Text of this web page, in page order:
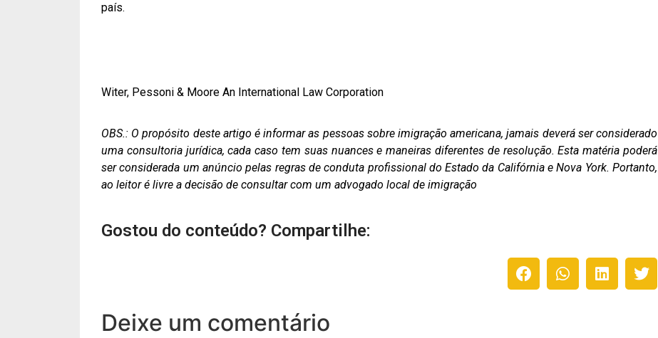
país.
Witer, Pessoni & Moore An International Law Corporation
OBS.: O propósito deste artigo é informar as pessoas sobre imigração americana, jamais deverá ser considerado
uma consultoria jurídica, cada caso tem suas nuances e maneiras diferentes de resolução. Esta matéria poderá
ser considerada um anúncio pelas regras de conduta profissional do Estado da Califórnia e Nova York. Portanto,
ao leitor é livre a decisão de consultar com um advogado local de imigração
Gostou do conteúdo? Compartilhe:
Deixe um comentário